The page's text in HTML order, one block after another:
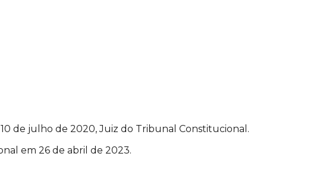
de julho de 2020, Juiz do Tribunal Constitucional.
em 26 de abril de 2023.